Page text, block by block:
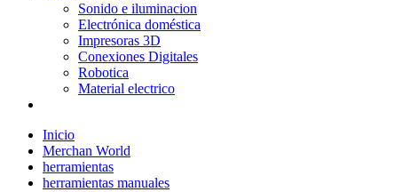
Sonido e iluminacion
Electrónica doméstica
Impresoras 3D
Conexiones Digitales
Robotica
Material electrico
Inicio
Merchan World
herramientas
herramientas manuales